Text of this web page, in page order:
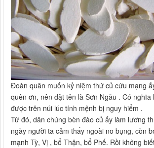
Đoàn quân muốn kỷ niệm thứ củ cứu mạng
quên ơn, nên đặt tên là Sơn Ngẫu . Có nghĩa
được trên núi lúc tính mệnh bị nguy hiểm .
Từ đó, dân chúng bèn đào củ ấy làm lương
ngày người ta cảm thấy ngoài no bụng, còn
mạnh Tỳ, Vị , bổ Thận, bổ Phế. Rồi không